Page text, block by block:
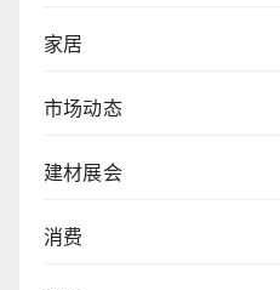
家居
市场动态
建材展会
消费